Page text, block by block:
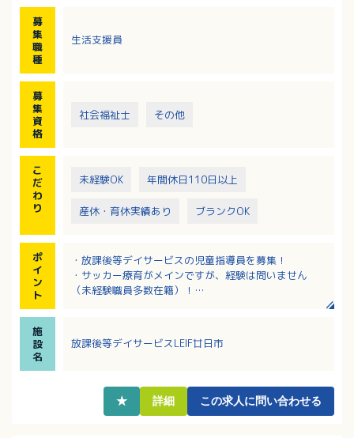
・支援内容の提案
※サッカーのご経験は必要ありません。身体を動かす
員の要件を満たす方
務経験がある場合は、必要な免許・資格に記載されて
いる資格は不問（普通自動車運転免許を除く）
募
集
職
種
生活支援員
募
集
資
格
社会福祉士 その他
こ
だ
わ
り
未経験OK 年間休日110日以上
産休・育休実績あり ブランクOK
ポ
イ
ン
ト
・放課後等デイサービスの児童指導員を募集！
・サッカー療育がメインですが、経験は問いません
（未経験職員多数在籍）！
迎！
・終身雇用制！定年無し！長期的に活躍できます！
施
設
名
放課後等デイサービスLEIF廿日市
★ 詳細 この求人に問い合わせる